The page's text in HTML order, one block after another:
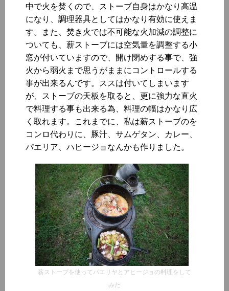
中で火を焚くので、ストーブ自身はかなり高温
になり、調理器具としてはかなり有効に使えま
す。また、焚き火では不可能な火加減の調整に
ついても、薪ストーブには空気量を調整する小
窓が付いていますので、開け閉めする事で、強
火から弱火まで思うがままにコントロールする
事が出来るんです。ススは付いてしまいます
が、ストーブの天板を取ると、更に強力な直火
で料理する事も出来る為、料理の幅はかなり広
く取れます。これまでに、私は薪ストーブのを
コンロ代わりに、豚汁、サムゲタン、カレー、
パエリア、ハヒージョなんかも作りました。
薪ストーブを使ってパエリヤとアヒージョの料理をして
みた